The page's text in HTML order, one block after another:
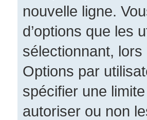
nouvelle ligne.
d’options que les
sélectionnant,
Options par
spécifier une
autoriser ou non